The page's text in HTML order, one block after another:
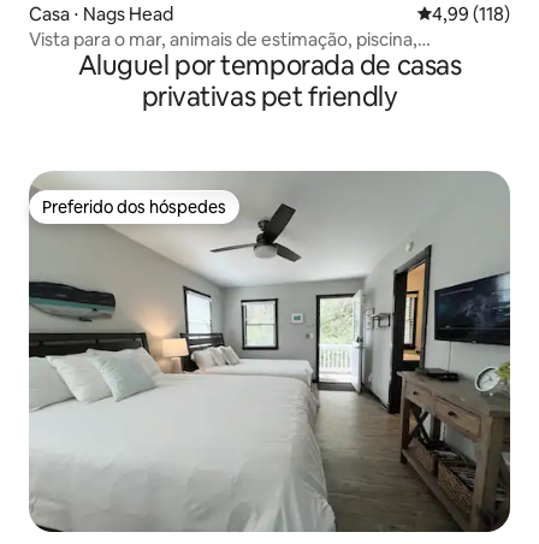
Casa ⋅ Nags Head 4,99 de uma
4,99 (118)
Vista para o mar, animais de estimação, piscina,
caminhada até a praia!
Aluguel por temporada de casas
privativas pet friendly
Preferido dos hóspedes
Preferido dos hóspedes